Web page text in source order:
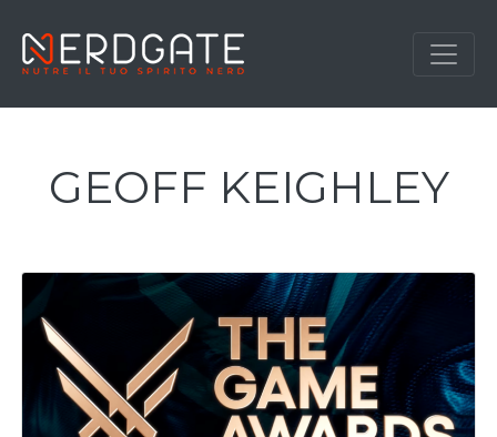
GEOFF KEIGHLEY